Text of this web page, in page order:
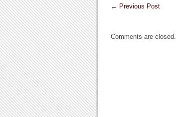
← Previous Post
Comments are closed.